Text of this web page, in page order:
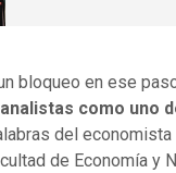
bloqueo en ese
como uno
del economista
de Economía y